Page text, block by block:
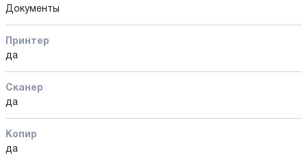
Документы
Принтер
да
Сканер
да
Копир
да